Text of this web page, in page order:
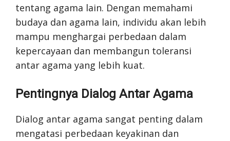
tentang agama lain. Dengan memahami
budaya dan agama lain, individu akan lebih
mampu menghargai perbedaan dalam
kepercayaan dan membangun toleransi
antar agama yang lebih kuat.
Pentingnya Dialog Antar Agama
Dialog antar agama sangat penting dalam
mengatasi perbedaan keyakinan dan